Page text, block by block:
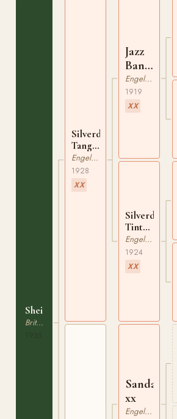
Sheila
Brittisk Ridponny
Silverdale
Tango
xx
Engelskt Fullblod
1928
XX
Jazz
Band
xx
Engelskt Fullblod
1919
XX
Silverdale
Tintara
xx
Engelskt Fullblod
1924
XX
xx
Engelskt Fullblod